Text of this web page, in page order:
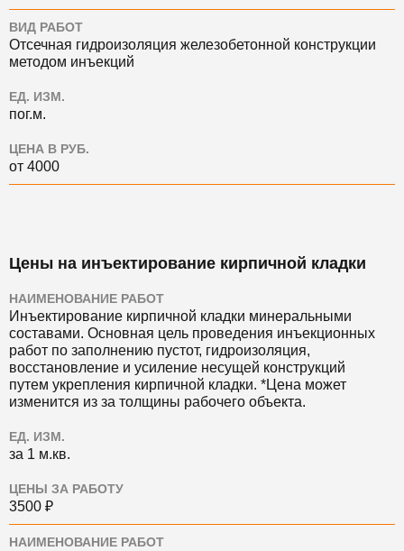
ВИД РАБОТ
Отсечная гидроизоляция железобетонной конструкции
методом инъекций
ЕД. ИЗМ.
пог.м.
ЦЕНА В РУБ.
от 4000
Цены на инъектирование кирпичной кладки
НАИМЕНОВАНИЕ РАБОТ
Инъектирование кирпичной кладки минеральными
составами. Основная цель проведения инъекционных
работ по заполнению пустот, гидроизоляция,
восстановление и усиление несущей конструкций
путем укрепления кирпичной кладки. *Цена может
изменится из за толщины рабочего объекта.
ЕД. ИЗМ.
за 1 м.кв.
ЦЕНЫ ЗА РАБОТУ
3500 ₽
НАИМЕНОВАНИЕ РАБОТ